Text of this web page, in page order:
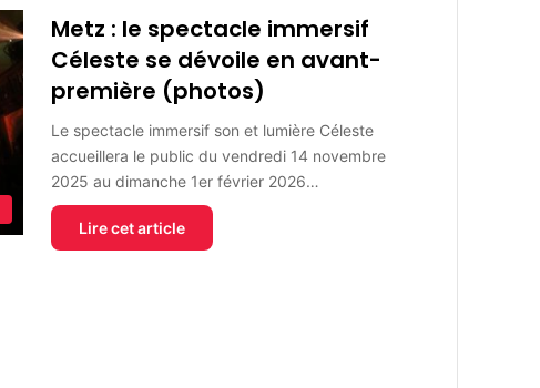
Metz : le spectacle immersif
Céleste se dévoile en avant-
première (photos)
Le spectacle immersif son et lumière Céleste
accueillera le public du vendredi 14 novembre
2025 au dimanche 1er février 2026…
Lire cet article